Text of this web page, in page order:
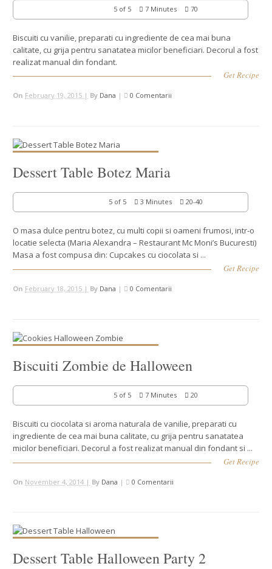
5 of 5 7 Minutes 70
Biscuiti cu vanilie, preparati cu ingrediente de cea mai buna
calitate, cu grija pentru sanatatea micilor beneficiari. Decorul a fost
realizat manual din fondant.
Get Recipe
On February 19, 2015 | By Dana | 0 Comentarii
Dessert Table Botez Maria
5 of 5 3 Minutes 20-40
O masa dulce pentru botez, cu multi copii si oameni frumosi, intr-o
locatie selecta (Maria Alexandra – Restaurant Mc Moni’s Bucuresti)
Masa a fost compusa din: Cupcakes cu ciocolata si ...
Get Recipe
On February 18, 2015 | By Dana | 0 Comentarii
Biscuiti Zombie de Halloween
5 of 5 7 Minutes 20
Biscuiti cu ciocolata si aroma naturala de vanilie, preparati cu
ingrediente de cea mai buna calitate, cu grija pentru sanatatea
micilor beneficiari. Decorul a fost realizat manual din fondant si ...
Get Recipe
On November 4, 2014 | By Dana | 0 Comentarii
Dessert Table Halloween Party 2